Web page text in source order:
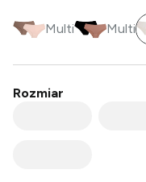
Multi Multi
Rozmiar